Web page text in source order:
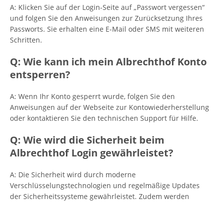
A: Klicken Sie auf der Login-Seite auf „Passwort vergessen“
und folgen Sie den Anweisungen zur Zurücksetzung Ihres
Passworts. Sie erhalten eine E-Mail oder SMS mit weiteren
Schritten.
Q: Wie kann ich mein Albrechthof Konto
entsperren?
A: Wenn Ihr Konto gesperrt wurde, folgen Sie den
Anweisungen auf der Webseite zur Kontowiederherstellung
oder kontaktieren Sie den technischen Support für Hilfe.
Q: Wie wird die Sicherheit beim
Albrechthof Login gewährleistet?
A: Die Sicherheit wird durch moderne
Verschlüsselungstechnologien und regelmäßige Updates
der Sicherheitssysteme gewährleistet. Zudem werden